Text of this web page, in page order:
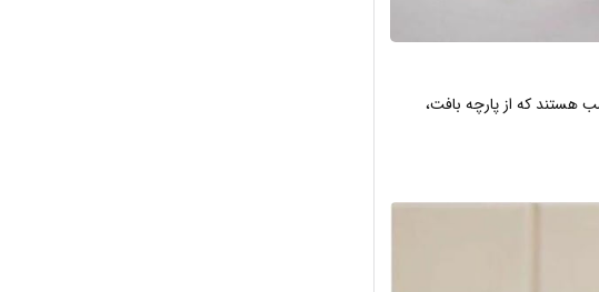
هستند که از پارچه بافت،